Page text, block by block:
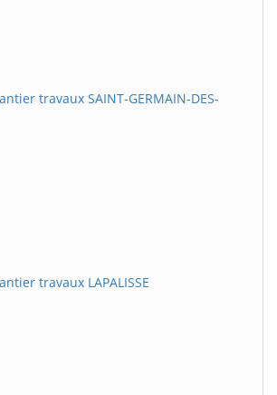
travaux SAINT-GERMAIN-DES-
travaux LAPALISSE